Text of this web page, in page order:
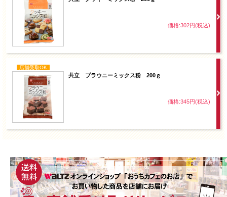
価格:302円(税込)
店舗受取OK
共立 ブラウニーミックス粉 200ｇ
価格:345円(税込)